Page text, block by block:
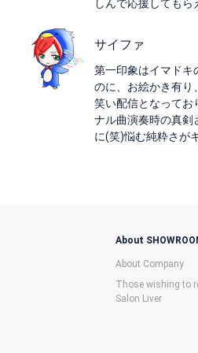
しんで応援してもら
サイファ
第一印象はイマドキ
のに、お絵かき有り
笑い配信となってお
ナル曲演奏時の真剣
に(笑)悩む純粋さが
About
About Company
Those wishing to
Salon Liver